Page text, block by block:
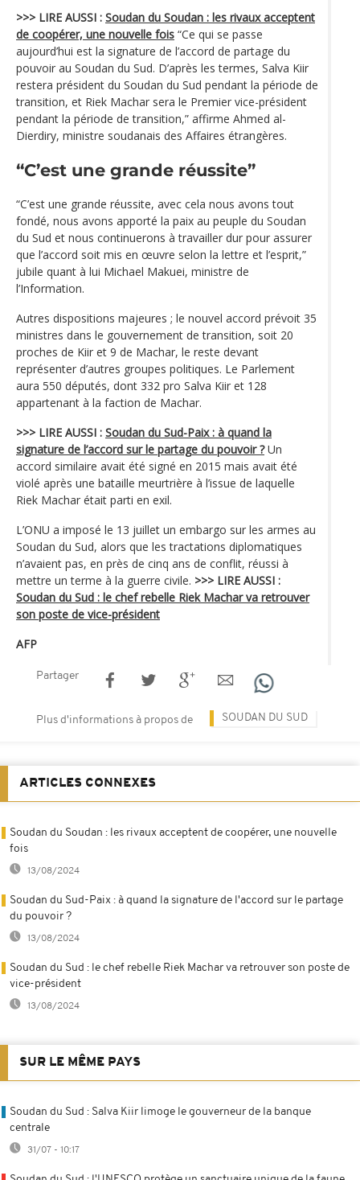
>>> LIRE AUSSI : Soudan du Soudan : les rivaux acceptent
de coopérer, une nouvelle fois “Ce qui se passe
aujourd’hui est la signature de l’accord de partage du
pouvoir au Soudan du Sud. D’après les termes, Salva Kiir
restera président du Soudan du Sud pendant la période de
transition, et Riek Machar sera le Premier vice-président
pendant la période de transition,” affirme Ahmed al-
Dierdiry, ministre soudanais des Affaires étrangères.
“C’est une grande réussite”
“C’est une grande réussite, avec cela nous avons tout
fondé, nous avons apporté la paix au peuple du Soudan
du Sud et nous continuerons à travailler dur pour assurer
que l’accord soit mis en œuvre selon la lettre et l’esprit,”
jubile quant à lui Michael Makuei, ministre de
l’Information.
Autres dispositions majeures ; le nouvel accord prévoit 35
ministres dans le gouvernement de transition, soit 20
proches de Kiir et 9 de Machar, le reste devant
représenter d’autres groupes politiques. Le Parlement
aura 550 députés, dont 332 pro Salva Kiir et 128
appartenant à la faction de Machar.
>>> LIRE AUSSI : Soudan du Sud-Paix : à quand la
signature de l’accord sur le partage du pouvoir ?Un
accord similaire avait été signé en 2015 mais avait été
violé après une bataille meurtrière à l’issue de laquelle
Riek Machar était parti en exil.
L’ONU a imposé le 13 juillet un embargo sur les armes au
Soudan du Sud, alors que les tractations diplomatiques
n’avaient pas, en près de cinq ans de conflit, réussi à
mettre un terme à la guerre civile. >>> LIRE AUSSI :
Soudan du Sud : le chef rebelle Riek Machar va retrouver
son poste de vice-président
AFP
Partager
Plus d'informations à propos de SOUDAN DU SUD
ARTICLES CONNEXES
Soudan du Soudan : les rivaux acceptent de coopérer, une nouvelle
fois
13/08/2024
Soudan du Sud-Paix : à quand la signature de l'accord sur le partage
du pouvoir ?
13/08/2024
Soudan du Sud : le chef rebelle Riek Machar va retrouver son poste de
vice-président
13/08/2024
SUR LE MÊME PAYS
Soudan du Sud : Salva Kiir limoge le gouverneur de la banque
centrale
31/07 - 10:17